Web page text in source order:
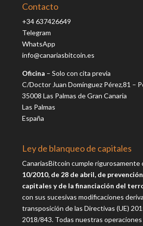
Contacto
+34 637426649
Telegram
WhatsApp
info@canariasbitcoin.es
Oficina – Solo con cita previa
C/Doctor Juan Domínguez Pérez,81 –
35008 Las Palmas de Gran Canaria
Las Palmas
España
Ley de blanqueo de capitales
CanariasBitcoin cumple rigurosamente
10/2010, de 28 de abril, de
capitales y de la financiación del
con sus sucesivas modificaciones
transposición de las Directivas (UE)
2018/843.Todas nuestras